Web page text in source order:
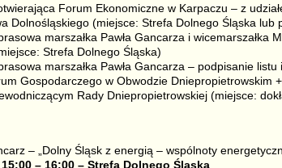
Forum Ekonomiczne w Karpaczu – z
Dolnośląskiego (miejsce: Strefa Dolnego Śląska lub
marszałka Pawła Gancarza i wicemarszałka
Strefa Dolnego Śląska)
marszałka Pawła Gancarza – podpisanie
Gospodarczego w Obwodzie Dniepropietrowskim
Rady Dniepropietrowskiej (miejsce:
– „Dolny Śląsk z energią – wspólnoty
– 16:00 – Strefa Dolnego Śląska